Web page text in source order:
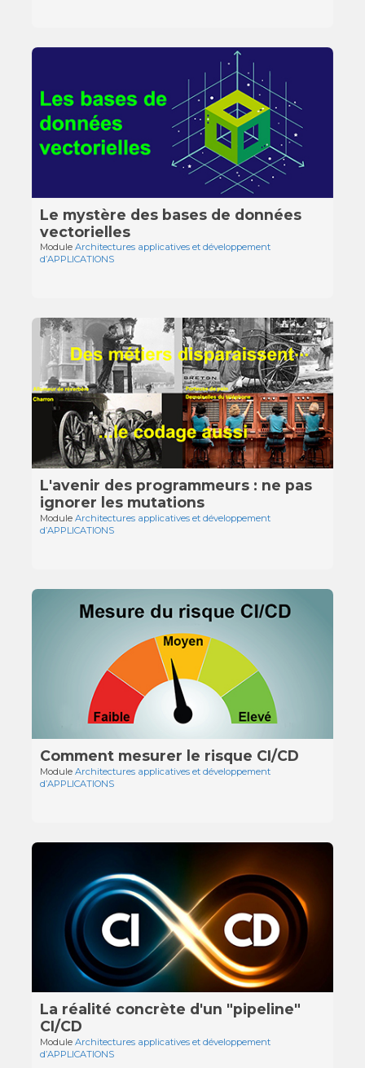
Le mystère des bases de données
vectorielles
ModuleArchitectures applicatives et développement
d’APPLICATIONS
L'avenir des programmeurs : ne pas
ignorer les mutations
ModuleArchitectures applicatives et développement
d’APPLICATIONS
Comment mesurer le risque CI/CD
ModuleArchitectures applicatives et développement
d’APPLICATIONS
La réalité concrète d'un "pipeline"
CI/CD
ModuleArchitectures applicatives et développement
d’APPLICATIONS